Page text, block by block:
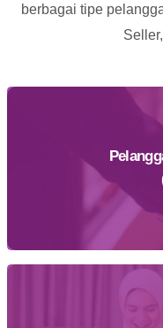
berbagai tipe